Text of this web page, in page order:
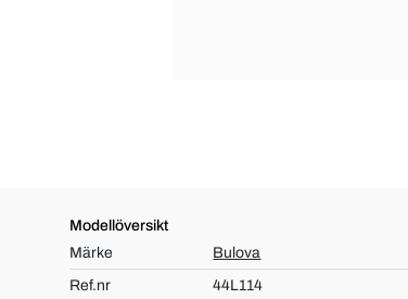
Modellöversikt
Märke
Bulova
Ref.nr
44L114